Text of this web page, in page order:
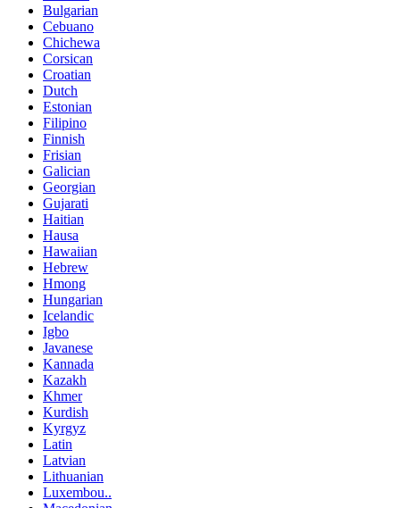
Bulgarian
Cebuano
Chichewa
Corsican
Croatian
Dutch
Estonian
Filipino
Finnish
Frisian
Galician
Georgian
Gujarati
Haitian
Hausa
Hawaiian
Hebrew
Hmong
Hungarian
Icelandic
Igbo
Javanese
Kannada
Kazakh
Khmer
Kurdish
Kyrgyz
Latin
Latvian
Lithuanian
Luxembou..